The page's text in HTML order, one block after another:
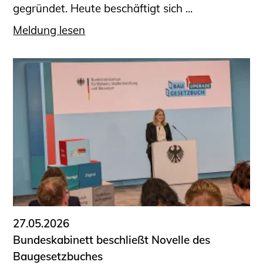
gegründet. Heute beschäftigt sich ...
Meldung lesen
27.05.2026
Bundeskabinett beschließt Novelle des
Baugesetzbuches